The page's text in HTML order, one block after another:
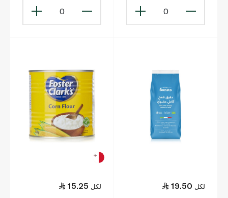
0
0
19.50 لكل 15.25 لكل